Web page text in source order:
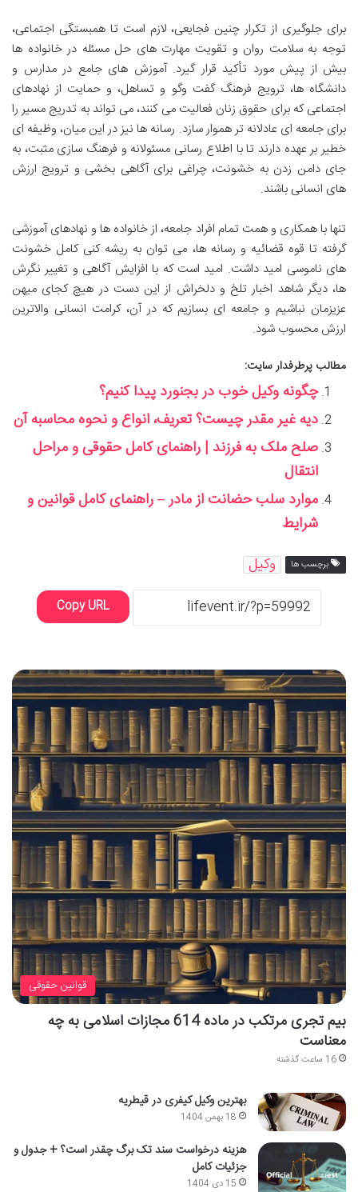
برای جلوگیری از تکرار چنین فجایعی، لازم است تا همبستگی اجتماعی،
توجه به سلامت روان و تقویت مهارت های حل مسئله در خانواده ها
بیش از پیش مورد تأکید قرار گیرد. آموزش های جامع در مدارس و
دانشگاه ها، ترویج فرهنگ گفت وگو و تساهل، و حمایت از نهادهای
اجتماعی که برای حقوق زنان فعالیت می کنند، می تواند به تدریج مسیر را
برای جامعه ای عادلانه تر هموار سازد. رسانه ها نیز در این میان، وظیفه ای
خطیر بر عهده دارند تا با اطلاع رسانی مسئولانه و فرهنگ سازی مثبت، به
جای دامن زدن به خشونت، چراغی برای آگاهی بخشی و ترویج ارزش
های انسانی باشند.
تنها با همکاری و همت تمام افراد جامعه، از خانواده ها و نهادهای آموزشی
گرفته تا قوه قضائیه و رسانه ها، می توان به ریشه کنی کامل خشونت
های ناموسی امید داشت. امید است که با افزایش آگاهی و تغییر نگرش
ها، دیگر شاهد اخبار تلخ و دلخراش از این دست در هیچ کجای میهن
عزیزمان نباشیم و جامعه ای بسازیم که در آن، کرامت انسانی والاترین
ارزش محسوب شود.
مطالب پرطرفدار سایت:
چگونه وکیل خوب در بجنورد پیدا کنیم؟‍‍‍‍
دیه غیر مقدر چیست؟ تعریف، انواع و نحوه محاسبه آن
صلح ملک به فرزند | راهنمای کامل حقوقی و مراحل
انتقال
موارد سلب حضانت از مادر – راهنمای کامل قوانین و
شرایط
برچسب ها وکیل
Copy URL
قوانین حقوقی
بیم تجری مرتکب در ماده 614 مجازات اسلامی به چه
معناست
16 ساعت گذشته
بهترین وکیل کیفری در قیطریه
18 بهمن 1404
هزینه درخواست سند تک برگ چقدر است؟ + جدول و
جزئیات کامل
15 دی 1404